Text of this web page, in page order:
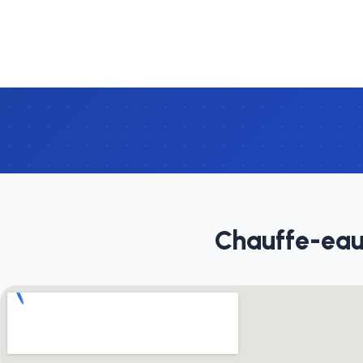
Chauffe-